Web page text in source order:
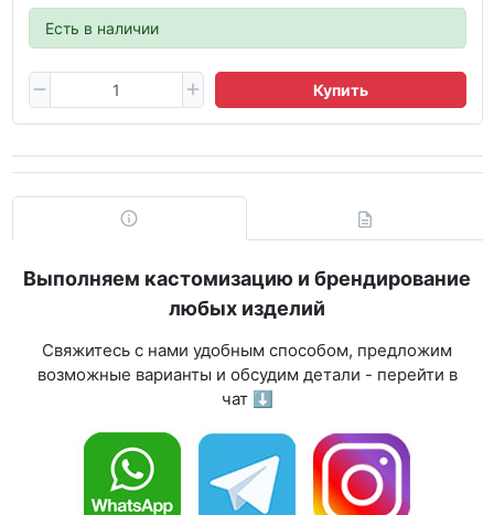
Есть в наличии
Купить
Выполняем кастомизацию и брендирование
любых изделий
Свяжитесь с нами удобным способом, предложим
возможные варианты и обсудим детали - перейти в
чат ⬇